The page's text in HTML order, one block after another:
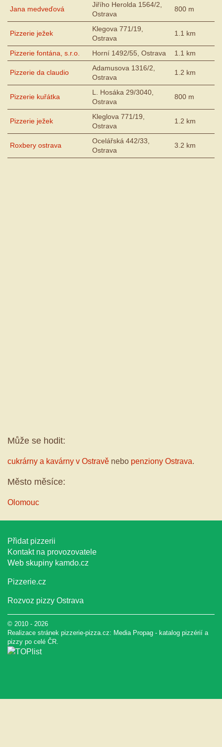
Jana medveďová
Jiřího Herolda 1564/2,
Ostrava
800 m
Pizzerie ježek
Klegova 771/19,
Ostrava
1.1 km
Pizzerie fontána, s.r.o. Horní 1492/55, Ostrava 1.1 km
Pizzerie da claudio
Adamusova 1316/2,
Ostrava
1.2 km
Pizzerie kuřátka
L. Hosáka 29/3040,
Ostrava
800 m
Pizzerie ježek
Kleglova 771/19,
Ostrava
1.2 km
Roxbery ostrava
Ocelářská 442/33,
Ostrava
3.2 km
Může se hodit:
cukrárny a kavárny v Ostravě nebo penziony Ostrava.
Město měsíce:
Olomouc
Přidat pizzerii
Kontakt na provozovatele
Web skupiny kamdo.cz
Pizzerie.cz
Rozvoz pizzy Ostrava
© 2010 - 2026
Realizace stránek pizzerie-pizza.cz: Media Propag - katalog pizzérií a
pizzy po celé ČR.